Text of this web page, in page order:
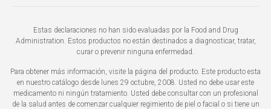
Estas declaraciones no han sido evaluadas por la Food and Drug
Administration. Estos productos no están destinados a diagnosticar, tratar,
curar o prevenir ninguna enfermedad.
Para obtener más información, visite la página del producto. Este producto esta
en nuestro catálogo desde lunes 29 octubre, 2008. Usted no debe usar este
medicamento ni ningún tratamiento. Usted debe consultar con un profesional
de la salud antes de comenzar cualquier regimiento de piel o facial o si tiene un